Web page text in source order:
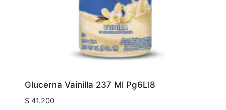
Glucerna Vainilla 237 Ml Pg6Ll8
$41.200